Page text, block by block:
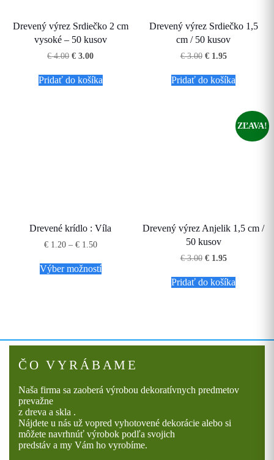
Drevený výrez Srdiečko 2 cm
vysoké – 50 kusov
€4.00 Pôvodná
bola:
€ 4.00.
€ 3.00Aktuálna
je:
€ 3.00.
Pridať do košíka
Drevený výrez Srdiečko 1,5
cm / 50 kusov
€3.00 Pôvodná
bola:
€ 3.00.
€1.95Aktuálna
je:
€ 1.95.
Pridať do košíka
Drevené krídlo : Víla
€1.20 – €1.50Price
€ 1.20
through
Výber možnostíprodukt
vybrať
stránke
ZĽAVA!
Drevený výrez Anjelik 1,5 cm /
50 kusov
€3.00 Pôvodná
bola:
€ 3.00.
€1.95Aktuálna
je:
€ 1.95.
Pridať do košíka
ČO VYRÁBAME
Naša firma sa zaoberá výrobou dekoratívnych predmetov
prevažne
z dreva a skla .
Nájdete u nás už vopred vyhotovené dekorácie alebo si
môžete navrhnúť výrobok podľa svojich
predstáv a my Vám ho vyrobíme.